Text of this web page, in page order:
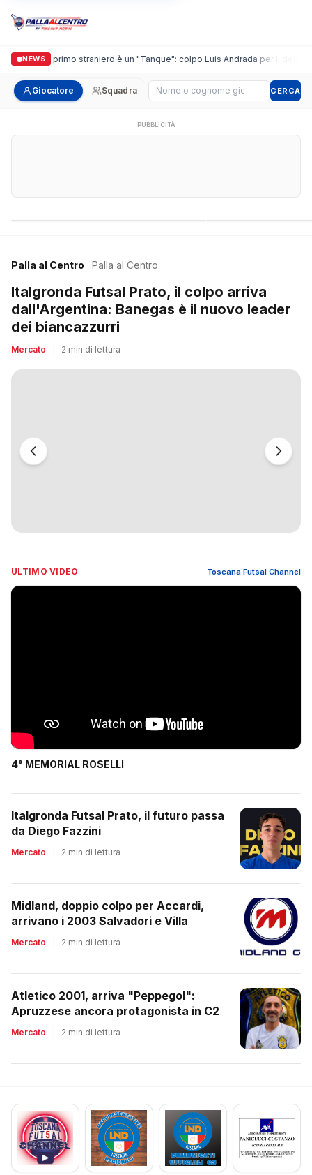
NEWS
il primo straniero è un "Tanque": colpo Luis Andrada per il debutto in
Giocatore Squadra Cerca giocatore CERCA
PUBBLICITÀ
Palla al Centro · Palla al Centro
Italgronda Futsal Prato, il colpo arriva
dall'Argentina: Banegas è il nuovo leader
dei biancazzurri
Mercato 2 min di lettura
ULTIMO VIDEO Toscana Futsal Channel
4° MEMORIAL ROSELLI
Italgronda Futsal Prato, il futuro passa
da Diego Fazzini
Mercato 2 min di lettura
Midland, doppio colpo per Accardi,
arrivano i 2003 Salvadori e Villa
Mercato 2 min di lettura
Atletico 2001, arriva "Peppegol":
Apruzzese ancora protagonista in C2
Mercato 2 min di lettura